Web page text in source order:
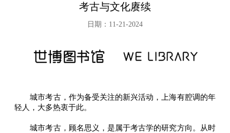
考古与文化赓续
日期：11-21-2024
城市考古，作为备受关注的新兴活动，上海有腔调的年
轻人，大多热衷于此。
城市考古，顾名思义，是属于考古学的研究方向。从时